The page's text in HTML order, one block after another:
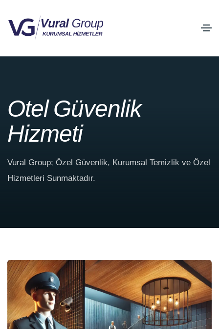
Otel Güvenlik
Hizmeti
Vural Group; Özel Güvenlik, Kurumsal Temizlik ve Özel
Hizmetleri Sunmaktadır.